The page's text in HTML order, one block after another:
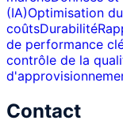
(IA)Optimisation
coûtsDurabilité
de performance
contrôle de la
Contact